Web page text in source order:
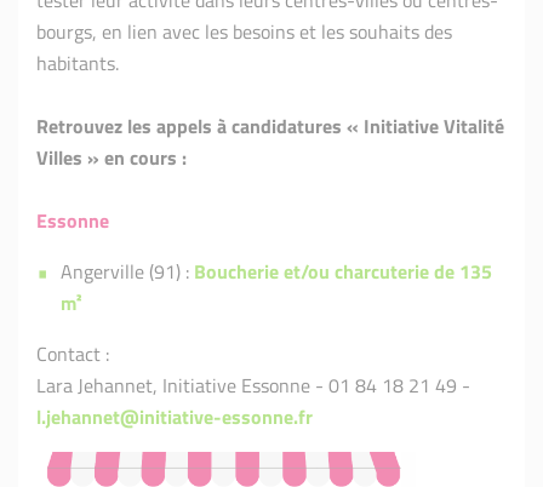
bourgs, en lien avec les besoins et les souhaits des
habitants.
Retrouvez les appels à candidatures « Initiative Vitalité
Villes » en cours :
Essonne
Angerville (91) : Boucherie et/ou charcuterie de 135
m²
Contact :
Lara Jehannet, Initiative Essonne - 01 84 18 21 49 -
l.jehannet@initiative-essonne.fr